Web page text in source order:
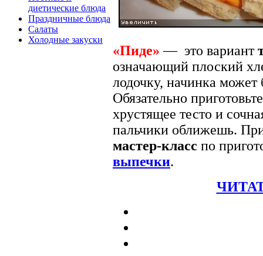
диетические блюда
Праздничные блюда
Салаты
Холодные закуски
«Пиде» — это вариант
означающий плоский
лодочку, начинка может
Обязательно
хрустящее тесто и
пальчики оближешь.
мастер-класс по
выпечки.